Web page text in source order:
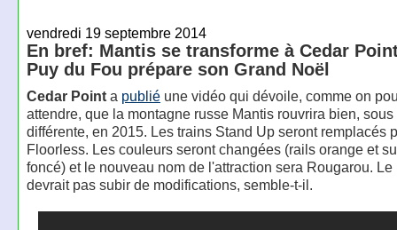
vendredi 19 septembre 2014
En bref: Mantis se transforme à Cedar
Puy du Fou prépare son Grand Noël
Cedar Pointa publiéune vidéo qui dévoile, comme on
attendre, que la montagne russe Mantis rouvrira bien, sous
différente, en 2015. Les trains Stand Up seront remplacés
Floorless. Les couleurs seront changées (rails orange et
foncé) et le nouveau nom de l'attraction sera Rougarou. Le
devrait pas subir de modifications, semble-t-il.